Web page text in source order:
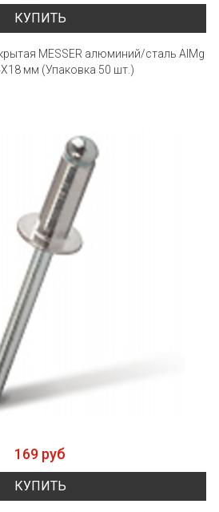
КУПИТЬ
MESSER алюминий/сталь AlMg
мм (Упаковка 50 шт.)
169 руб
КУПИТЬ